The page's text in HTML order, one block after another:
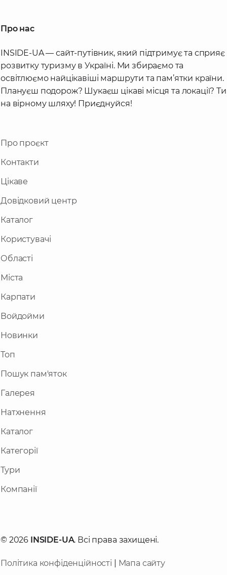
Про нас
INSIDE-UA — сайт-путівник, який підтримує та сприяє
розвитку туризму в Україні. Ми збираємо та
освітлюємо найцікавіші маршрути та пам’ятки країни.
Плануєш подорож? Шукаєш цікаві місця та локації? Ти
на вірному шляху! Приєднуйся!
Про проєкт
Контакти
Цікаве
Довідковий центр
Каталог
Користувачі
Області
Міста
Карпати
Войдойми
Новинки
Топ
Пошук пам'яток
Галерея
Натхнення
Каталог
Категорії
Тури
Компанії
© 2026 INSIDE-UA. Всі права захищені.
Політика конфіденційності Мапа сайту